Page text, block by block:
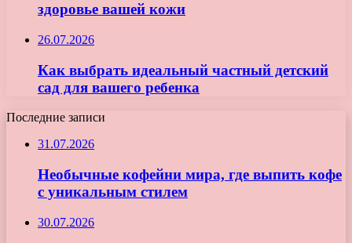
здоровье вашей кожи
26.07.2026
Как выбрать идеальный частный детский
сад для вашего ребенка
Последние записи
31.07.2026
Необычные кофейни мира, где выпить кофе
с уникальным стилем
30.07.2026